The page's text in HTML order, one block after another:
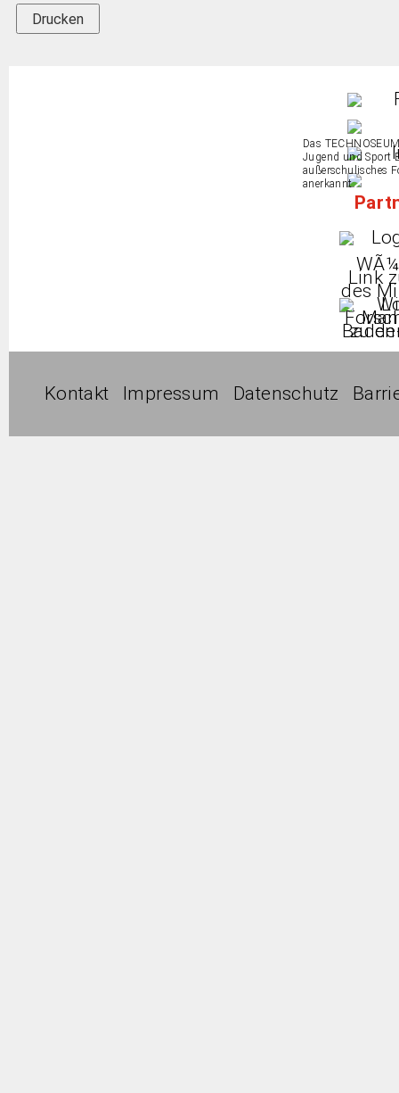
Drucken
Das
Jugend und Sport
außerschulisches
anerkannt.
Kontakt Impressum Datenschutz